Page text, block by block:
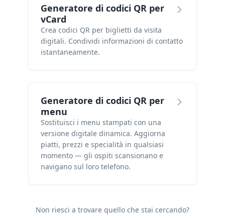
Generatore di codici QR per
vCard
Crea codici QR per biglietti da visita
digitali. Condividi informazioni di contatto
istantaneamente.
Generatore di codici QR per
menu
Sostituisci i menu stampati con una
versione digitale dinamica. Aggiorna
piatti, prezzi e specialità in qualsiasi
momento — gli ospiti scansionano e
navigano sul loro telefono.
Non riesci a trovare quello che stai cercando?